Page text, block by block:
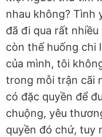
nhau không? Tình
đã đi qua rất
còn thế huống chi
của mình, tôi
trong mỗi trận cãi
có đặc quyền để
chuộng, yêu
quyền đó chứ, tuy